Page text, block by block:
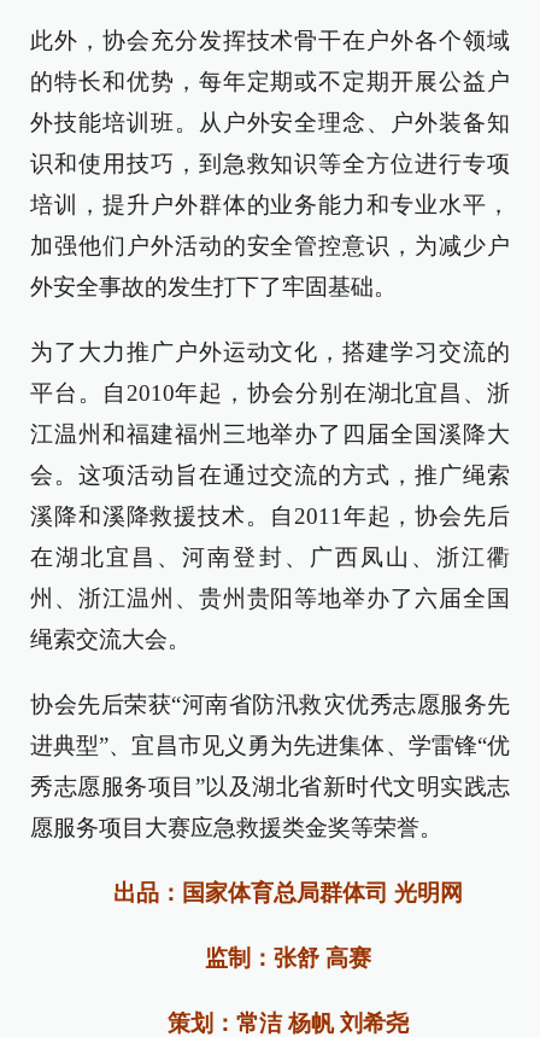
此外，协会充分发挥技术骨干在户外各个领域
的特长和优势，每年定期或不定期开展公益户
外技能培训班。从户外安全理念、户外装备知
识和使用技巧，到急救知识等全方位进行专项
培训，提升户外群体的业务能力和专业水平，
加强他们户外活动的安全管控意识，为减少户
外安全事故的发生打下了牢固基础。
为了大力推广户外运动文化，搭建学习交流的
平台。自2010年起，协会分别在湖北宜昌、浙
江温州和福建福州三地举办了四届全国溪降大
会。这项活动旨在通过交流的方式，推广绳索
溪降和溪降救援技术。自2011年起，协会先后
在湖北宜昌、河南登封、广西凤山、浙江衢
州、浙江温州、贵州贵阳等地举办了六届全国
绳索交流大会。
协会先后荣获“河南省防汛救灾优秀志愿服务先
进典型”、宜昌市见义勇为先进集体、学雷锋“优
秀志愿服务项目”以及湖北省新时代文明实践志
愿服务项目大赛应急救援类金奖等荣誉。
出品：国家体育总局群体司 光明网
监制：张舒 高赛
策划：常洁 杨帆 刘希尧